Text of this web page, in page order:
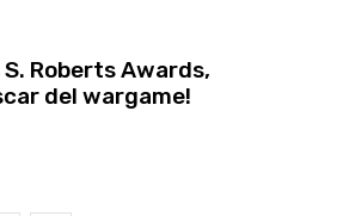
Roberts Awards,
del wargame!